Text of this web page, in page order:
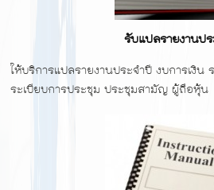
รับแปลรายงานป
ให้บริการแปลรายงานประจำปี งบการเงิน
ระเบียบการประชุม ประชุมสามัญ ผู้ถือหุ้น